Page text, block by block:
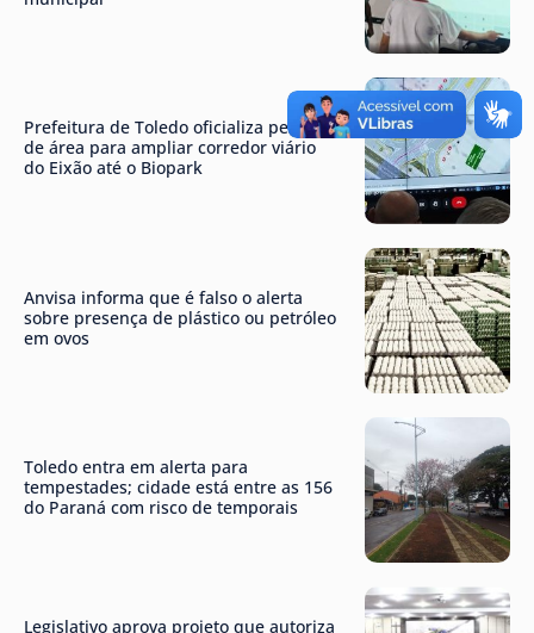
Prefeitura de Toledo oficializa permuta
de área para ampliar corredor viário
do Eixão até o Biopark
Anvisa informa que é falso o alerta
sobre presença de plástico ou petróleo
em ovos
Toledo entra em alerta para
tempestades; cidade está entre as 156
do Paraná com risco de temporais
Legislativo aprova projeto que autoriza